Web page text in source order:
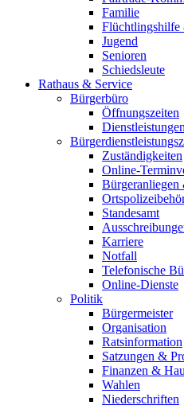
Familie
Flüchtlingshilfe
Jugend
Senioren
Schiedsleute
Rathaus & Service
Bürgerbüro
Öffnungszeiten
Dienstleistungen
Zuständigkeiten
Online-
Standesamt
Karriere
Notfall
Telefonische
Online-Dienste
Politik
Bürgermeister
Organisation
Ratsinformation
Satzungen &
Finanzen &
Wahlen
Niederschriften